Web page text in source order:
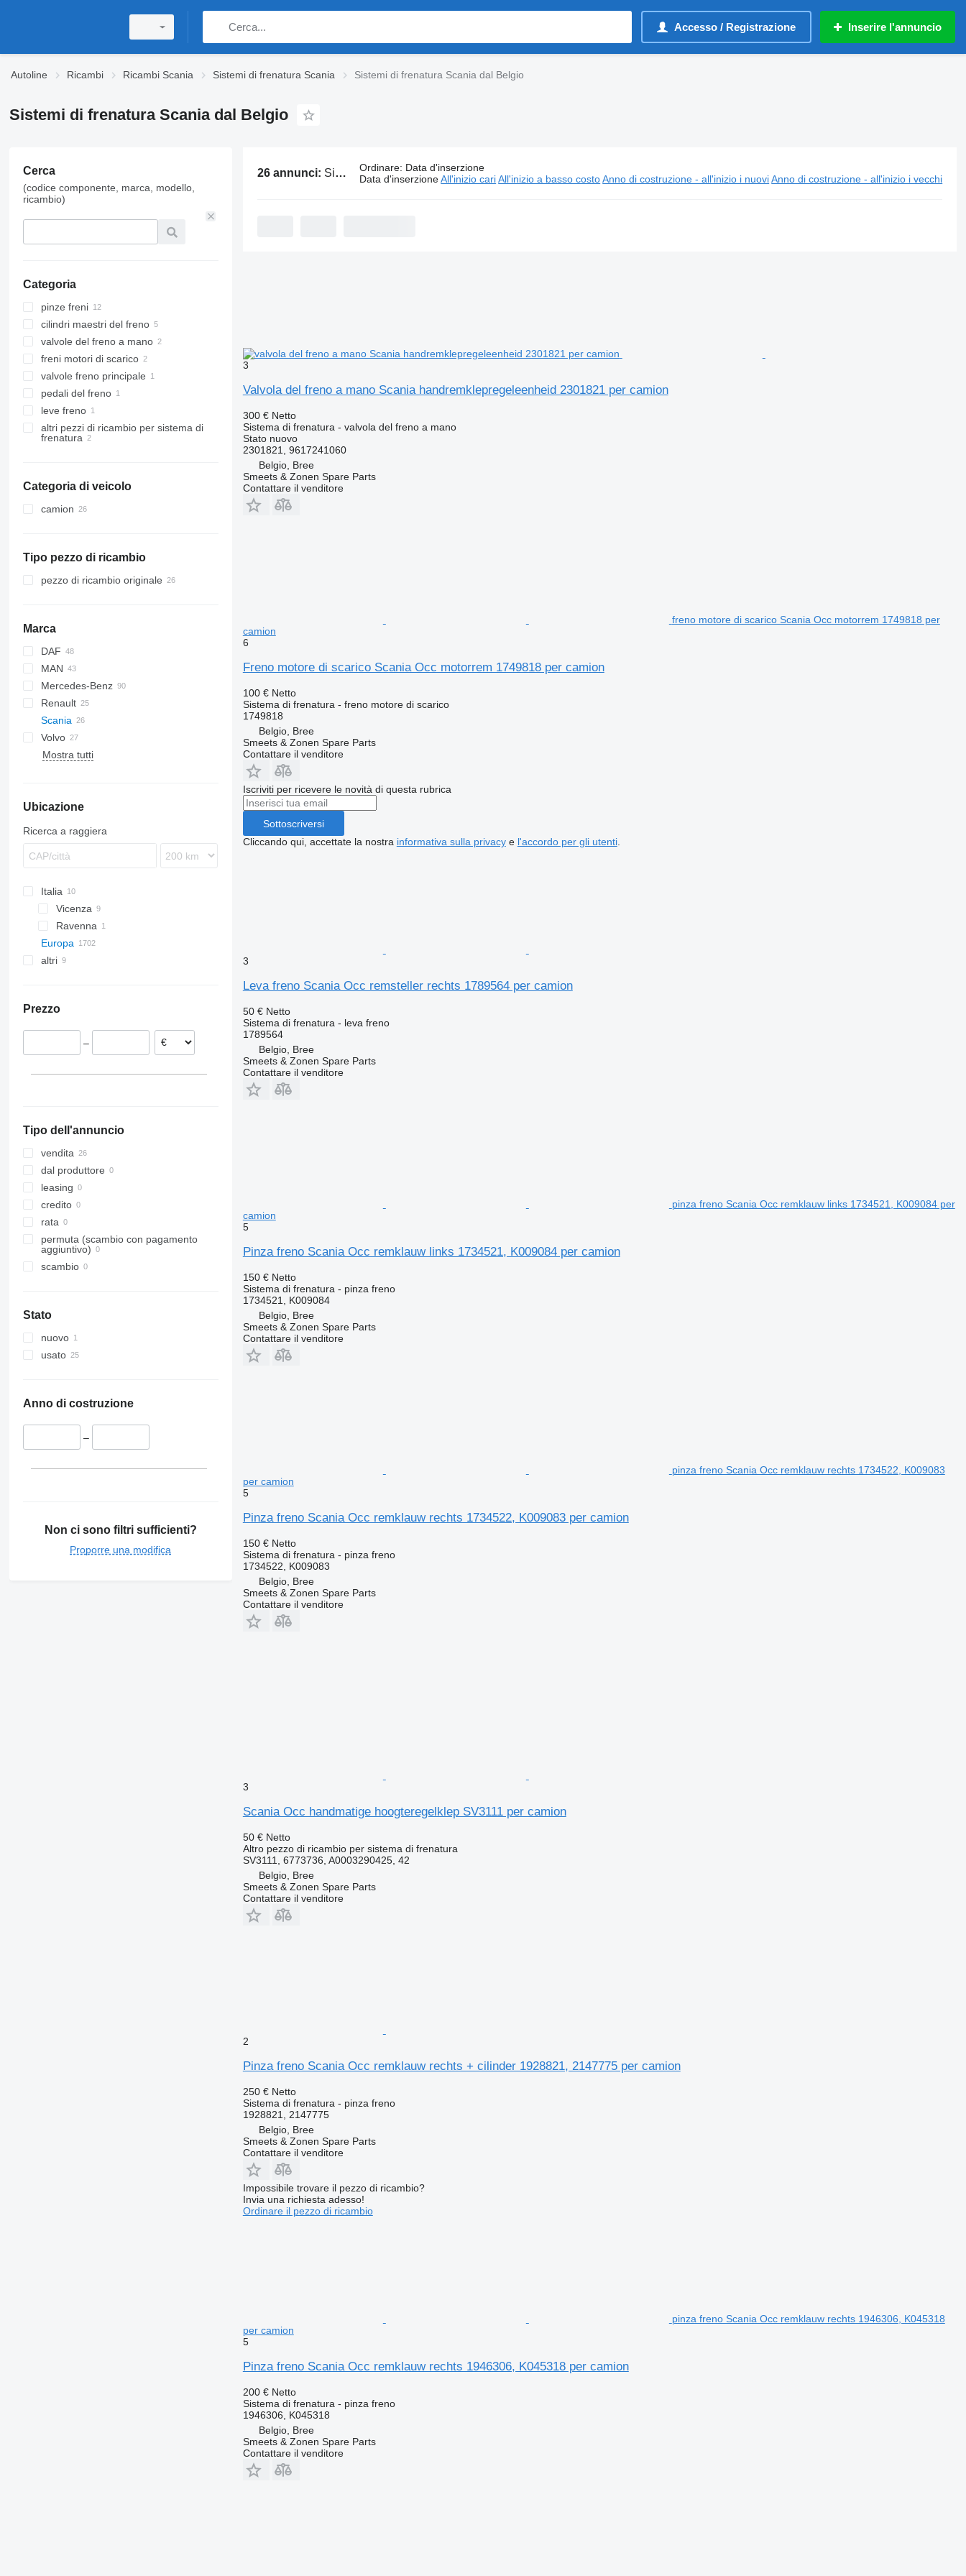
Accesso / Registrazione Inserire l'annuncio
Autoline Ricambi Ricambi Scania Sistemi di frenatura Scania Sistemi di frenatura Scania dal Belgio
Sistemi di frenatura Scania dal Belgio
Cerca
(codice componente, marca, modello,
ricambio)
Categoria
pinze freni
cilindri maestri del freno
valvole del freno a mano
freni motori di scarico
valvole freno principale
pedali del freno
leve freno
altri pezzi di ricambio per sistema di
frenatura
Categoria di veicolo
camion
Tipo pezzo di ricambio
pezzo di ricambio originale
Marca
DAF
LF
XF
Stralis
MAN
TGA
TGM
TGS
TGX
Mercedes-Benz
A-Class
Actros
Atego
SK
Vito
Renault
Magnum
Midlum
Premium
Scania
Crafter
Volvo
FH
Mostra tutti
Ubicazione
Ricerca a raggiera
Italia
Vicenza
Ravenna
Europa
Lituania
Danimarca
altri
Prezzo
–
Tipo dell'annuncio
vendita
dal produttore
leasing
credito
rata
permuta (scambio con pagamento
aggiuntivo)
scambio
Stato
nuovo
usato
Anno di costruzione
–
Non ci sono filtri sufficienti?
Proporre una modifica
26 annunci: Sistemi di frenatura Scania dal Belgio Ordinare: Data d'inserzione
Data d'inserzione All'inizio cari All'inizio a basso costo Anno di costruzione - all'inizio i nuovi Anno di costruzione - all'inizio i vecchi
3
Valvola del freno a mano Scania handremklepregeleenheid 2301821 per camion
300 € Netto
Sistema di frenatura - valvola del freno a mano
Statonuovo
2301821, 9617241060
Belgio, Bree
Smeets & Zonen Spare Parts
Contattare il venditore
freno motore di scarico Scania Occ motorrem 1749818 per
camion
6
Freno motore di scarico Scania Occ motorrem 1749818 per camion
100 € Netto
Sistema di frenatura - freno motore di scarico
1749818
Belgio, Bree
Smeets & Zonen Spare Parts
Contattare il venditore
Iscriviti per ricevere le novità di questa rubrica
Sottoscriversi
Cliccando qui, accettate la nostra informativa sulla privacye l'accordo per gli utenti.
3
Leva freno Scania Occ remsteller rechts 1789564 per camion
50 € Netto
Sistema di frenatura - leva freno
1789564
Belgio, Bree
Smeets & Zonen Spare Parts
Contattare il venditore
pinza freno Scania Occ remklauw links 1734521, K009084 per
camion
5
Pinza freno Scania Occ remklauw links 1734521, K009084 per camion
150 € Netto
Sistema di frenatura - pinza freno
1734521, K009084
Belgio, Bree
Smeets & Zonen Spare Parts
Contattare il venditore
pinza freno Scania Occ remklauw rechts 1734522, K009083
per camion
5
Pinza freno Scania Occ remklauw rechts 1734522, K009083 per camion
150 € Netto
Sistema di frenatura - pinza freno
1734522, K009083
Belgio, Bree
Smeets & Zonen Spare Parts
Contattare il venditore
3
Scania Occ handmatige hoogteregelklep SV3111 per camion
50 € Netto
Altro pezzo di ricambio per sistema di frenatura
SV3111, 6773736, A0003290425, 42
Belgio, Bree
Smeets & Zonen Spare Parts
Contattare il venditore
2
Pinza freno Scania Occ remklauw rechts + cilinder 1928821, 2147775 per camion
250 € Netto
Sistema di frenatura - pinza freno
1928821, 2147775
Belgio, Bree
Smeets & Zonen Spare Parts
Contattare il venditore
Impossibile trovare il pezzo di ricambio?
Invia una richiesta adesso!
Ordinare il pezzo di ricambio
pinza freno Scania Occ remklauw rechts 1946306, K045318
per camion
5
Pinza freno Scania Occ remklauw rechts 1946306, K045318 per camion
200 € Netto
Sistema di frenatura - pinza freno
1946306, K045318
Belgio, Bree
Smeets & Zonen Spare Parts
Contattare il venditore